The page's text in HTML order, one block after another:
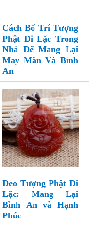
Cách Bố Trí Tượng
Phật Di Lặc Trong
Nhà Để Mang Lại
May Mắn Và Bình
An
Đeo Tượng Phật Di
Lặc: Mang Lại
Bình An và Hạnh
Phúc